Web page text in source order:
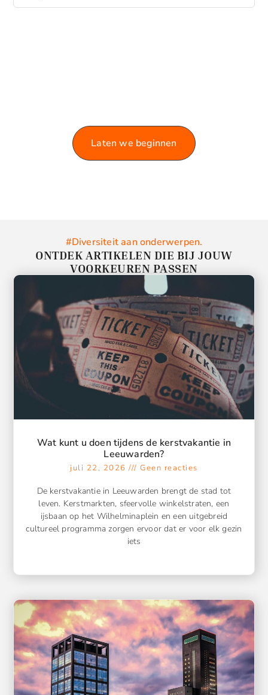
Laten we beginnen
#Diversiteit aan onderwerpen.
ONTDEK ARTIKELEN DIE BIJ JOUW
VOORKEUREN PASSEN
Wat kunt u doen tijdens de kerstvakantie in
Leeuwarden?
juli 22, 2026 Geen reacties
De kerstvakantie in Leeuwarden brengt de stad tot
leven. Kerstmarkten, sfeervolle winkelstraten, een
ijsbaan op het Wilhelminaplein en een uitgebreid
cultureel programma zorgen ervoor dat er voor elk gezin
iets